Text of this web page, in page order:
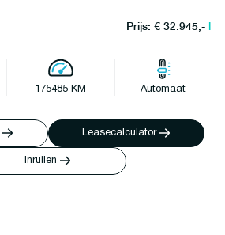
Prijs: € 32.945,-l
175485 KM Automaat
Leasecalculator
Inruilen